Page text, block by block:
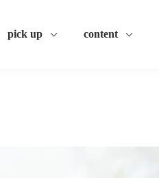
pick up content